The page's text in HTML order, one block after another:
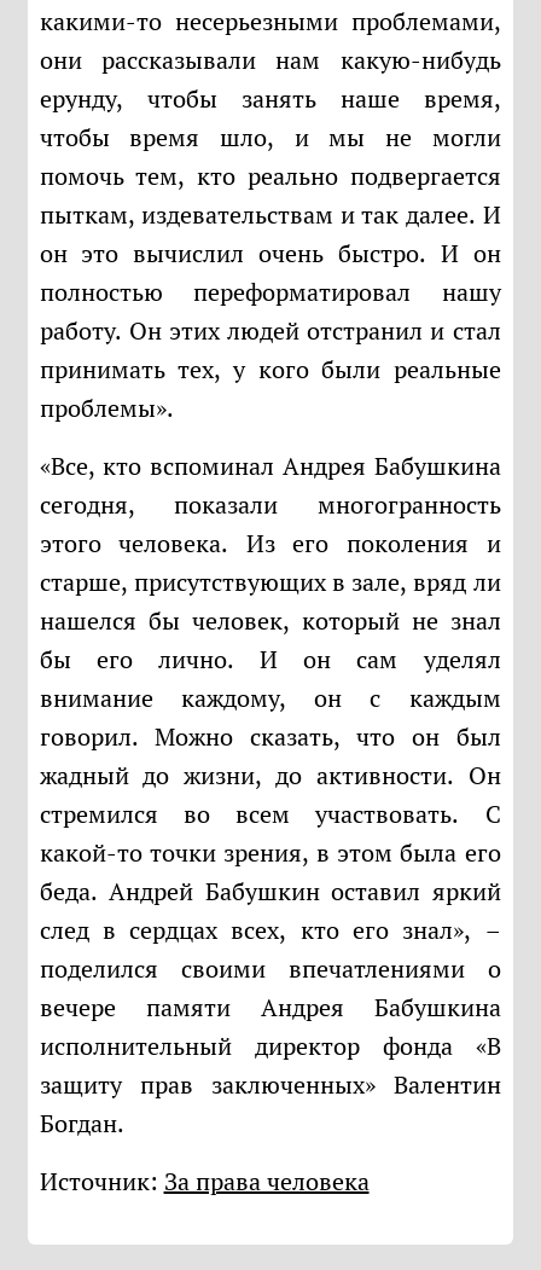
какими-то несерьезными проблемами,
они рассказывали нам какую-нибудь
ерунду, чтобы занять наше время,
чтобы время шло, и мы не могли
помочь тем, кто реально подвергается
пыткам, издевательствам и так далее. И
он это вычислил очень быстро. И он
полностью переформатировал нашу
работу. Он этих людей отстранил и стал
принимать тех, у кого были реальные
проблемы».
«Все, кто вспоминал Андрея Бабушкина
сегодня, показали многогранность
этого человека. Из его поколения и
старше, присутствующих в зале, вряд ли
нашелся бы человек, который не знал
бы его лично. И он сам уделял
внимание каждому, он с каждым
говорил. Можно сказать, что он был
жадный до жизни, до активности. Он
стремился во всем участвовать. С
какой-то точки зрения, в этом была его
беда. Андрей Бабушкин оставил яркий
след в сердцах всех, кто его знал», –
поделился своими впечатлениями о
вечере памяти Андрея Бабушкина
исполнительный директор фонда «В
защиту прав заключенных» Валентин
Богдан.
Источник: За права человека